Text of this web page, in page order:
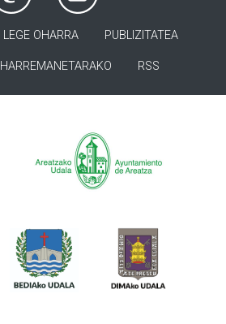
LEGE OHARRA PUBLIZITATEA
HARREMANETARAKO RSS